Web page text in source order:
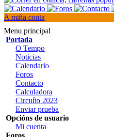
A miña conta
Menu principal
Portada
O Tempo
Noticias
Calendario
Foros
Contacto
Calculadora
Circuíto 2023
Enviar prueba
Opcións de usuario
Mi cuenta
Foros